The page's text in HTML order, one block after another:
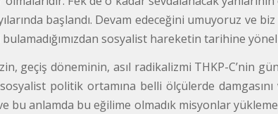
başlandı. Devam edeceğini umuyoruz ve
sosyalist hareketin tarihine
geçiş döneminin, asıl radikalizmi THKP-C’nin
politik ortamına belli ölçülerde
ve bu anlamda bu eğilime olmadık misyonlar